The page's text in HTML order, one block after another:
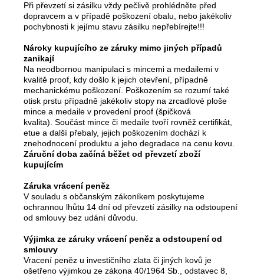
Při převzetí si zásilku vždy pečlivě prohlédněte před
dopravcem a v případě poškození obalu, nebo jakékoliv
pochybnosti k jejímu stavu zásilku nepřebírejte!!!
Nároky kupujícího ze záruky mimo jiných případů
zanikají
Na neodbornou manipulaci s mincemi a medailemi v
kvalitě proof, kdy došlo k jejich otevření, případně
mechanickému poškození. Poškozením se rozumí také
otisk prstu případně jakékoliv stopy na zrcadlové ploše
mince a medaile v provedení proof (špičková
kvalita). Součást mince či medaile tvoří rovněž certifikát,
etue a další přebaly, jejich poškozením dochází k
znehodnocení produktu a jeho degradace na cenu kovu.
Záruční doba začíná běžet od převzetí zboží
kupujícím
Záruka vrácení peněz
V souladu s občanským zákoníkem poskytujeme
ochrannou lhůtu 14 dní od převzetí zásilky na odstoupení
od smlouvy bez udání důvodu.
Výjimka ze záruky vrácení peněz a odstoupení od
smlouvy
Vracení peněz u investičního zlata či jiných kovů je
ošetřeno výjimkou ze zákona 40/1964 Sb., odstavec 8,